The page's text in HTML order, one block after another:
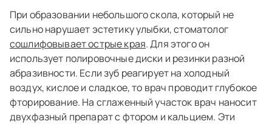
При образовании небольшого скола, который не
сильно нарушает эстетику улыбки, стоматолог
сошлифовывает острые края. Для этого он
использует полировочные диски и резинки разной
абразивности. Если зуб реагирует на холодный
воздух, кислое и сладкое, то врач проводит глубокое
фторирование. На сглаженный участок врач наносит
двухфазный препарат с фтором и кальцием. Эти